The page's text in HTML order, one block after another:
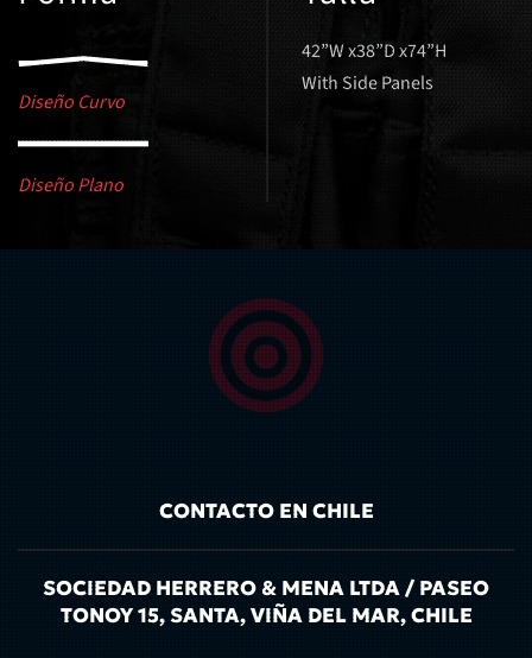
Diseño Curvo
Diseño Plano
42”W x38”D x74”H
With Side Panels
CONTACTO EN CHILE
SOCIEDAD HERRERO & MENA LTDA / PASEO
TONOY 15, SANTA, VIÑA DEL MAR, CHILE